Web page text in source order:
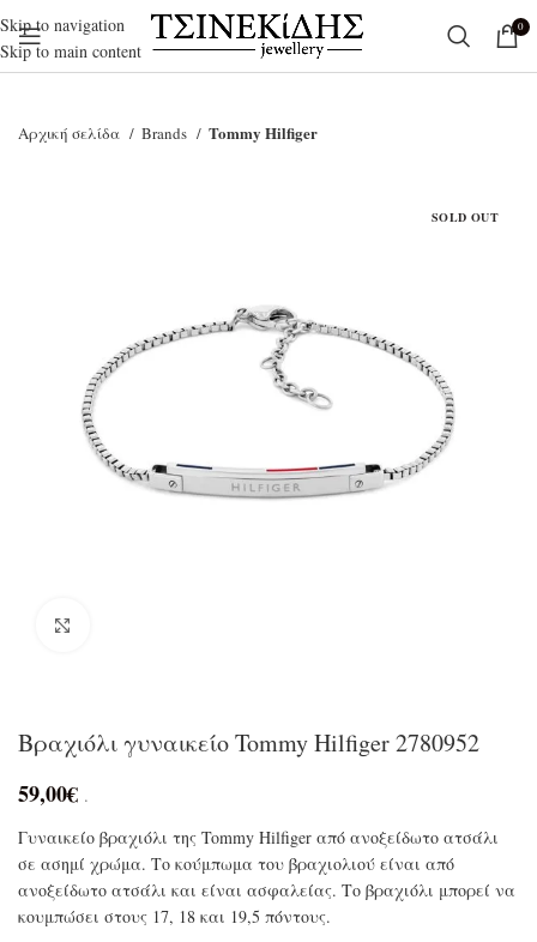
Skip to navigation
Skip to main content
0
Αρχική σελίδα Brands Tommy Hilfiger
SOLD OUT
Βραχιόλι γυναικείο Tommy Hilfiger 2780952
59,00€ .
Γυναικείο βραχιόλι της Tommy Hilfiger από ανοξείδωτο ατσάλι
σε ασημί χρώμα. Το κούμπωμα του βραχιολιού είναι από
ανοξείδωτο ατσάλι και είναι ασφαλείας. Το βραχιόλι μπορεί να
κουμπώσει στους 17, 18 και 19,5 πόντους.